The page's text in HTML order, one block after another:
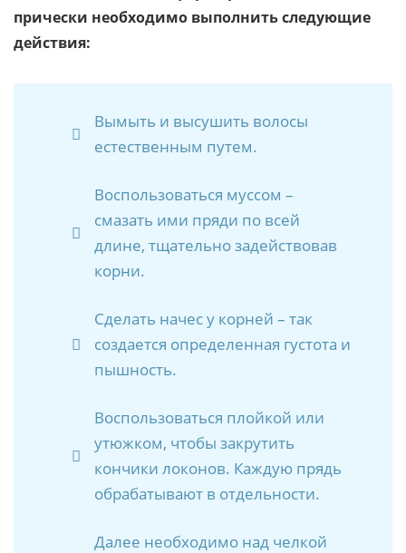
прически необходимо выполнить следующие
действия:
Вымыть и высушить волосы
естественным путем.
Воспользоваться муссом –
смазать ими пряди по всей
длине, тщательно задействовав
корни.
Сделать начес у корней – так
создается определенная густота и
пышность.
Воспользоваться плойкой или
утюжком, чтобы закрутить
кончики локонов. Каждую прядь
обрабатывают в отдельности.
Далее необходимо над челкой